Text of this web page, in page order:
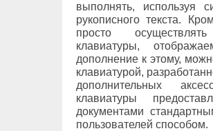
выполнять, используя
рукописного текста.
просто
клавиатуры,
дополнение к этому,
клавиатурой,
дополнительных
клавиатуры
документами
пользователей способом.